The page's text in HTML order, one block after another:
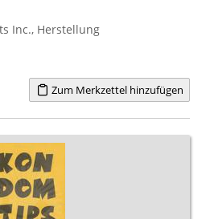
Inc., Herstellung
Zum Merkzettel hinzufügen